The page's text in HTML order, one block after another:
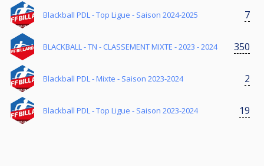
Blackball PDL - Top Ligue - Saison 2024-2025 7
BLACKBALL - TN - CLASSEMENT MIXTE - 2023 - 2024 350
Blackball PDL - Mixte - Saison 2023-2024 2
Blackball PDL - Top Ligue - Saison 2023-2024 19